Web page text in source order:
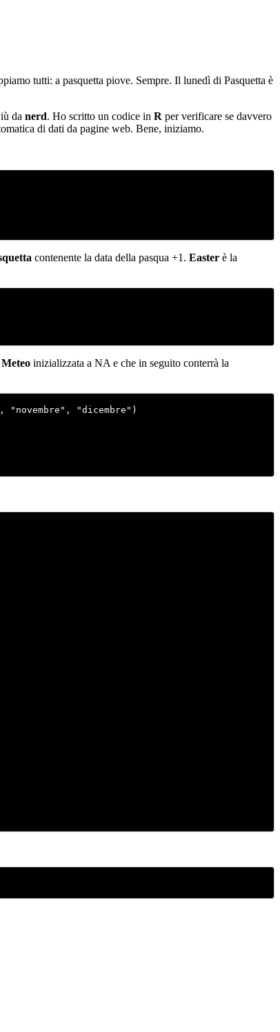
tutti: a pasquetta piove. Sempre. Il lunedì di Pasquetta è
da nerd. Ho scritto un codice in R per verificare se davvero
di dati da pagine web. Bene, iniziamo.
contenente la data della pasqua +1. Easter è la
Meteo inizializzata a NA e che in seguito conterrà la
"dicembre")